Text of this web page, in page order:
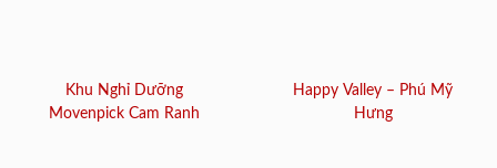
Khu Nghỉ Dưỡng
Movenpick Cam Ranh
Happy Valley – Phú Mỹ
Hưng